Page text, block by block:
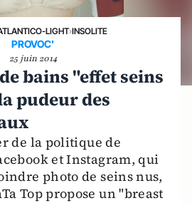
LIGHT›INSOLITE
PROVOC'
25 juin 2014
bains "effet seins
pudeur des
de la politique de
et Instagram, qui
photo de seins nus,
Top propose un "breast